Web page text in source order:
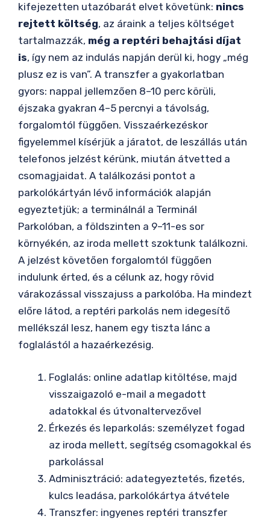
kifejezetten utazóbarát elvet követünk: nincs
rejtett költség, az áraink a teljes költséget
tartalmazzák, még a reptéri behajtási díjat
is, így nem az indulás napján derül ki, hogy „még
plusz ez is van”. A transzfer a gyakorlatban
gyors: nappal jellemzően 8–10 perc körüli,
éjszaka gyakran 4–5 percnyi a távolság,
forgalomtól függően. Visszaérkezéskor
figyelemmel kísérjük a járatot, de leszállás után
telefonos jelzést kérünk, miután átvetted a
csomagjaidat. A találkozási pontot a
parkolókártyán lévő információk alapján
egyeztetjük; a terminálnál a Terminál
Parkolóban, a földszinten a 9–11-es sor
környékén, az iroda mellett szoktunk találkozni.
A jelzést követően forgalomtól függően
indulunk érted, és a célunk az, hogy rövid
várakozással visszajuss a parkolóba. Ha mindezt
előre látod, a reptéri parkolás nem idegesítő
mellékszál lesz, hanem egy tiszta lánc a
foglalástól a hazaérkezésig.
Foglalás: online adatlap kitöltése, majd
visszaigazoló e-mail a megadott
adatokkal és útvonaltervezővel
Érkezés és leparkolás: személyzet fogad
az iroda mellett, segítség csomagokkal és
parkolással
Adminisztráció: adategyeztetés, fizetés,
kulcs leadása, parkolókártya átvétele
Transzfer: ingyenes reptéri transzfer